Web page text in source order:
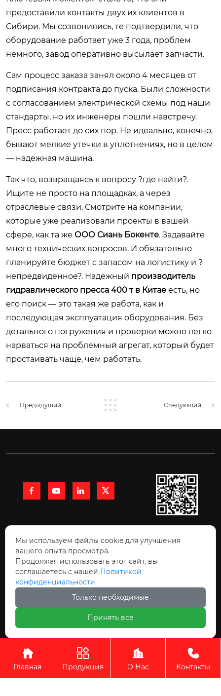
предоставили контакты двух их клиентов в
Сибири. Мы созвонились, те подтвердили, что
оборудование работает уже 3 года, проблем
немного, завод оперативно высылает запчасти.
Сам процесс заказа занял около 4 месяцев от
подписания контракта до пуска. Были сложности
с согласованием электрической схемы под наши
стандарты, но их инженеры пошли навстречу.
Пресс работает до сих пор. Не идеально, конечно,
бывают мелкие утечки в уплотнениях, но в целом
— надежная машина.
Так что, возвращаясь к вопросу ?где найти?.
Ищите не просто на площадках, а через
отраслевые связи. Смотрите на компании,
которые уже реализовали проекты в вашей
сфере, как та же ООО Сиань Бокенте. Задавайте
много технических вопросов. И обязательно
планируйте бюджет с запасом на логистику и ?
непредвиденное?. Надежный производитель
гидравлического пресса 400 т в Китае есть, но
его поиск — это такая же работа, как и
последующая эксплуатация оборудования. Без
детального погружения и проверки можно легко
нарваться на проблемный агрегат, который будет
простаивать чаще, чем работать.
Предыдущий Следующий
   
 +86 15991710216
 Комната 10511, здание Луди Ланьхай, улица
Чжанба, зона высоких технологий, Сиань
Материалов Технология

Главная

Продукция

О Нас

Контакты
Мы используем файлы cookie для улучшения
вашего опыта просмотра.
Продолжая использовать этот сайт, вы
соглашаетесь с нашей Политикой
конфиденциальности.
Только необходимые
Принять все